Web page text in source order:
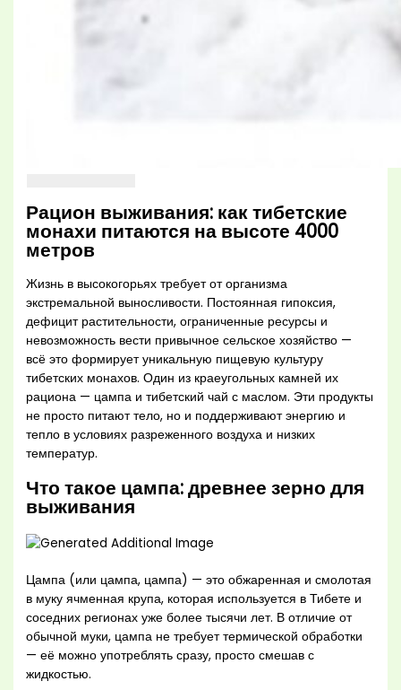
Рацион выживания: как тибетские
монахи питаются на высоте 4000
метров
Жизнь в высокогорьях требует от организма
экстремальной выносливости. Постоянная гипоксия,
дефицит растительности, ограниченные ресурсы и
невозможность вести привычное сельское хозяйство —
всё это формирует уникальную пищевую культуру
тибетских монахов. Один из краеугольных камней их
рациона — цампа и тибетский чай с маслом. Эти продукты
не просто питают тело, но и поддерживают энергию и
тепло в условиях разреженного воздуха и низких
температур.
Что такое цампа: древнее зерно для
выживания
Цампа (или цампа, цампа) — это обжаренная и смолотая
в муку ячменная крупа, которая используется в Тибете и
соседних регионах уже более тысячи лет. В отличие от
обычной муки, цампа не требует термической обработки
— её можно употреблять сразу, просто смешав с
жидкостью.